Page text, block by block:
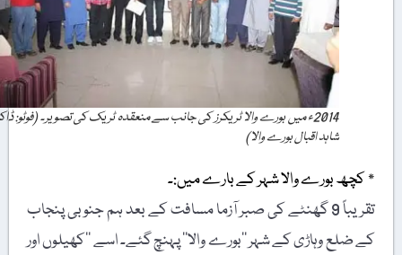
2014ء میں بورے والا ٹریکرز کی جانب سے منعقدہ ٹریک کی تصویر۔ (فوٹو: ڈاکٹر
شاہد اقبال بورے والا)
٭ کچھ بورے والا شہر کے بارے میں:۔
تقریباً 9 گھنٹے کی صبر آزما مسافت کے بعد ہم جنوبی پنجاب
کے ضلع وہاڑی کے شہر ’’بورے والا‘‘ پہنچ گئے۔ اسے ’’کھیلوں اور